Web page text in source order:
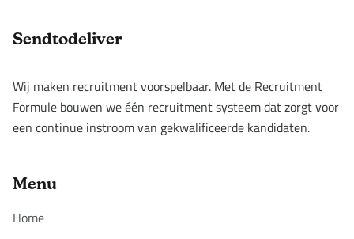
Footer
Sendtodeliver
Wij maken recruitment voorspelbaar. Met de Recruitment
Formule bouwen we één recruitment systeem dat zorgt voor
een continue instroom van gekwalificeerde kandidaten.
Menu
Home